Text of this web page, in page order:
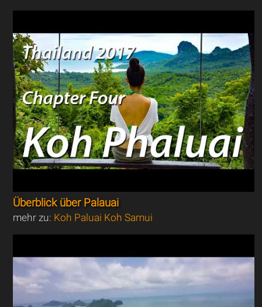
Überblick über Palauai
mehr zu: Koh Paluai Koh Samui